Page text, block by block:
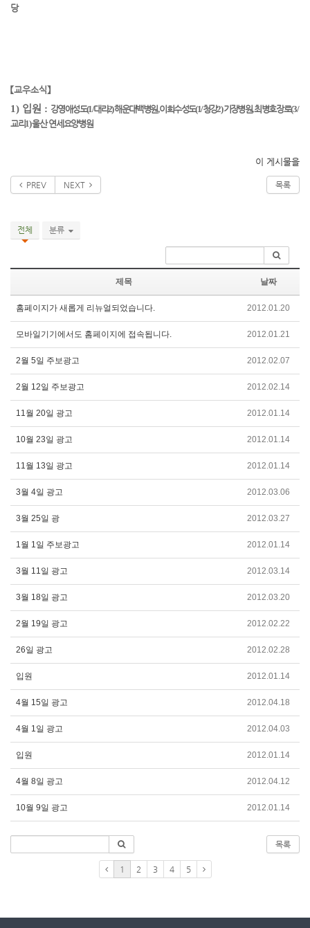
당
【교우소식】
1) 입원 : 강영애성도(1/대라2)해운대백병원,이희수성도(1/청강2)기장병원,최병호장로(3/
교리1)울산 연세요양병원
이 게시물을
PREV NEXT 목록
전체 분류
제목 날짜
홈페이지가 새롭게 리뉴얼되었습니다. 2012.01.20
모바일기기에서도 홈페이지에 접속됩니다. 2012.01.21
2월 5일 주보광고 2012.02.07
2월 12일 주보광고 2012.02.14
11월 20일 광고 2012.01.14
10월 23일 광고 2012.01.14
11월 13일 광고 2012.01.14
3월 4일 광고 2012.03.06
3월 25일 광 2012.03.27
1월 1일 주보광고 2012.01.14
3월 11일 광고 2012.03.14
3월 18일 광고 2012.03.20
2월 19일 광고 2012.02.22
26일 광고 2012.02.28
입원 2012.01.14
4월 15일 광고 2012.04.18
4월 1일 광고 2012.04.03
입원 2012.01.14
4월 8일 광고 2012.04.12
10월 9일 광고 2012.01.14
목록
1 2 3 4 5